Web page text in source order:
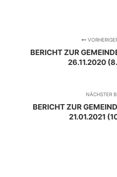
BERICHT ZUR
26.11.2020
NÄCHSTER
BERICHT ZUR
21.01.2021